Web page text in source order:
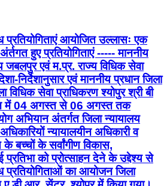
प्रतियोगिताएं आयोजित उल्लासः एक
हुए प्रतियोगिताएं ----- माननीय
जबलपुर एवं म.प्र. राज्य विधिक सेवा
निर्देशानुसार एवं माननीय प्रधान जिला
विधिक सेवा प्राधिकरण श्योपुर श्री बी
में 04 अगस्त से 06 अगस्त तक
अभियान अंतर्गत जिला न्यायालय
न्यायालयीन अधिकारी व
के बच्चों के सर्वांगीण विकास,
प्रतिभा को प्रोत्साहन देने के उद्देश्य से
प्रतियोगिताओं का आयोजन जिला